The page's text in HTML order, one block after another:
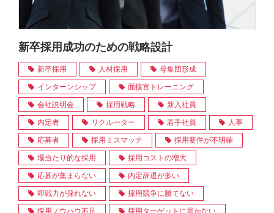
新卒採用成功のための戦略設計
新卒採用 人材採用 母集団形成
インターンシップ 面接官トレーニング
会社説明会 採用戦略 新入社員
内定者 リクルーター 若手社員 人事
応募者 採用ミスマッチ 採用要件が不明確
場当たり的な採用 採用コストの増大
応募が集まらない 内定辞退が多い
即戦力が採れない 採用競争に勝てない